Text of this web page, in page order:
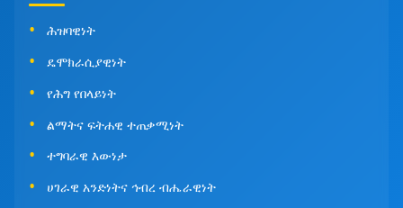
ሕዝባዊነት
ዴሞክራሲያዊነት
የሕግ የበላይነት
ልማትና ፍትሐዊ ተጠቃሚነት
ተግባራዊ እውነታ
ሀገራዊ አንድነትና ኅብረ ብሔራዊነት